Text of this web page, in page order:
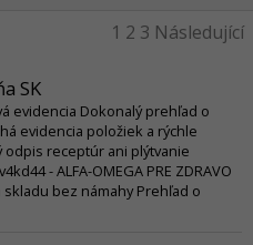
1 2 3 Následující
SK
evidencia Dokonalý prehľad o
evidencia položiek a rýchle
odpis receptúr ani plýtvanie
- ALFA-OMEGA PRE ZDRAVO
skladu bez námahy Prehľad o